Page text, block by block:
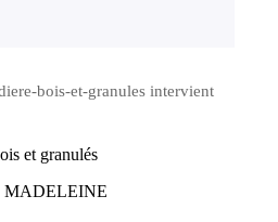
bois-et-granules intervient
et granulés
MADELEINE